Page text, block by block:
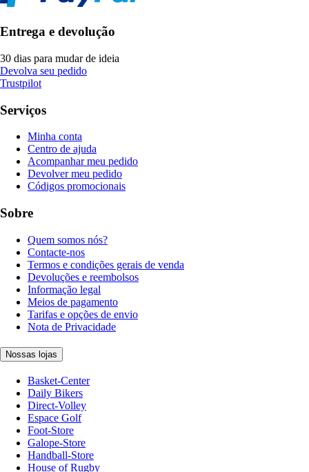
Entrega e devolução
30 dias para mudar de ideia
Devolva seu pedido
Trustpilot
Serviços
Minha conta
Centro de ajuda
Acompanhar meu pedido
Devolver meu pedido
Códigos promocionais
Sobre
Quem somos nós?
Contacte-nos
Termos e condições gerais de venda
Devoluções e reembolsos
Informação legal
Meios de pagamento
Tarifas e opções de envio
Nota de Privacidade
Nossas lojas
Basket-Center
Daily Bikers
Direct-Volley
Espace Golf
Foot-Store
Galope-Store
Handball-Store
House of Rugby